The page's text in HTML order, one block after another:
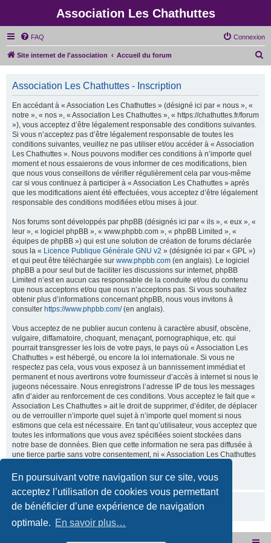
En poursuivant votre navigation sur ce site, vous
acceptez l’utilisation de cookies vous permettant
de bénéficier d’une expérience de navigation
optimale. En savoir plus…
Association Les Chathuttes
FAQ Connexion
Site internet de l'association Accueil du forum
Association Les Chathuttes - Inscription
En accédant à « Association Les Chathuttes » (désigné ici par « nous », «
notre », « nos », « Association Les Chathuttes », « https://chathuttes.fr/forum
»), vous acceptez d’être légalement responsable des conditions suivantes.
Si vous n’acceptez pas d’être légalement responsable de toutes les
conditions suivantes, veuillez ne pas utiliser et/ou accéder à « Association
Les Chathuttes ». Nous pouvons modifier ces conditions à n’importe quel
moment et nous essaierons de vous informer de ces modifications, bien
que nous vous conseillons de vérifier régulièrement cela par vous-même
car si vous continuez à participer à « Association Les Chathuttes » après
que les modifications aient été effectuées, vous acceptez d’être légalement
responsable des conditions modifiées et/ou mises à jour.
Nos forums sont développés par phpBB (désignés ici par « ils », « eux », «
leur », « logiciel phpBB », « www.phpbb.com », « phpBB Limited », «
équipes de phpBB ») qui est une solution de création de forums déclarée
sous la « Licence Publique Générale GNU v2 » (désignée ici par « GPL »)
et qui peut être téléchargée sur www.phpbb.com (en anglais). Le logiciel
phpBB a pour seul but de faciliter les discussions sur internet, phpBB
Limited n’est en aucun cas responsable de la conduite et/ou du contenu
que nous acceptons et/ou que nous n’acceptons pas. Si vous souhaitez
obtenir plus d’informations concernant phpBB, nous vous invitons à
consulter https://www.phpbb.com/(en anglais).
Vous acceptez de ne publier aucun contenu à caractère abusif, obscène,
vulgaire, diffamatoire, choquant, menaçant, pornographique, etc. qui
pourrait transgresser les lois de votre pays, le pays où « Association Les
Chathuttes » est hébergé, ou encore la loi internationale. Si vous ne
respectez pas cela, vous vous exposez à un bannissement immédiat et
permanent et nous avertirons votre fournisseur d’accès à internet si nous le
jugeons nécessaire. Nous enregistrons l’adresse IP de tous les messages
afin d’aider au renforcement de ces conditions. Vous acceptez le fait que «
Association Les Chathuttes » ait le droit de supprimer, d’éditer, de déplacer
ou de verrouiller n’importe quel sujet à n’importe quel moment si nous
estimons que cela est nécessaire. En tant qu’utilisateur, vous acceptez que
toutes les informations que vous avez spécifiées soient stockées dans
notre base de données. Bien que cette information ne sera pas diffusée à
une tierce partie sans votre consentement, ni « Association Les Chathuttes
tentative de piratage visant à compromettre vos données.